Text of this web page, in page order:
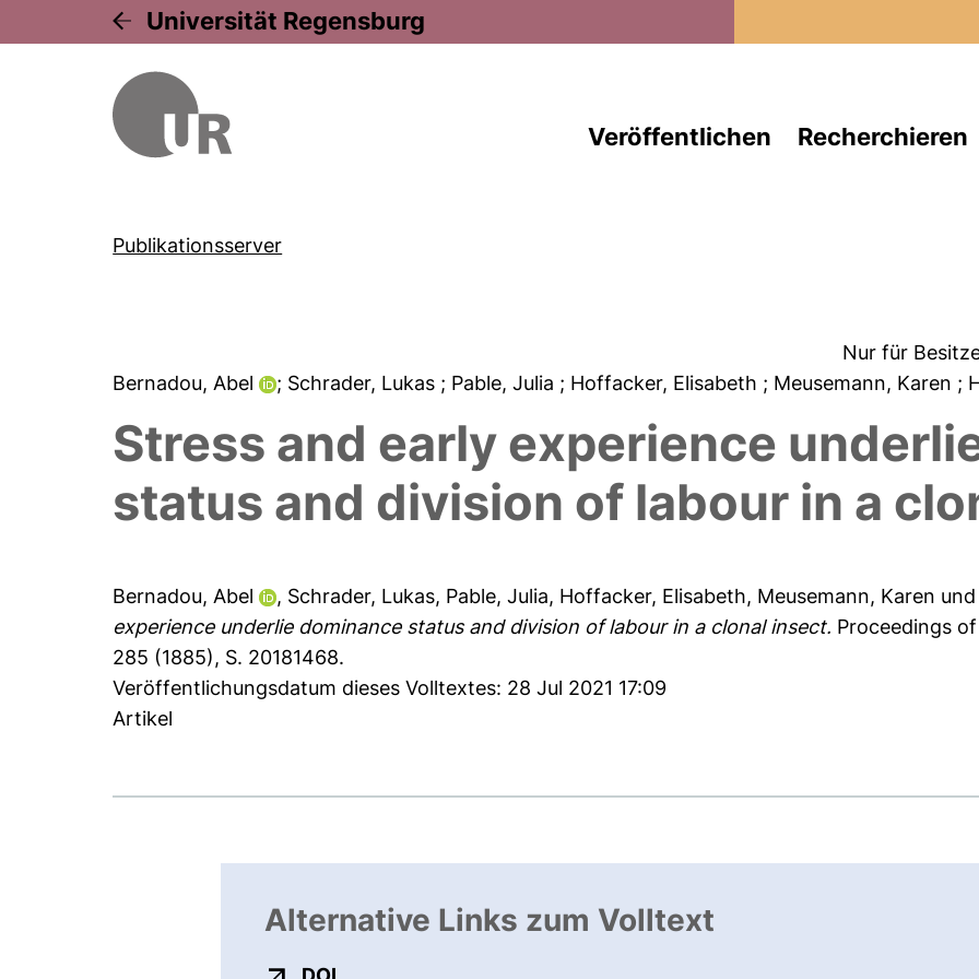
Universität Regensburg
Veröffentlichen Recherchieren
Publikationsserver
Nur für
Bernadou, Abel
; Schrader, Lukas ; Pable, Julia ; Hoffacker, Elisabeth ; Meusemann, Karen ;
Stress and early experience
status and division of labour in a
Bernadou, Abel , Schrader, Lukas, Pable, Julia, Hoffacker, Elisabeth, Meusemann, Karen
experience underlie dominance status and division of labour in a clonal insect. Proceedings
285 (1885), S. 20181468.
Veröffentlichungsdatum dieses Volltextes: 28 Jul 2021 17:09
Artikel
Alternative Links zum Volltext